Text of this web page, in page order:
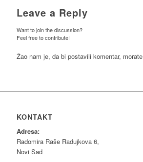
Leave a Reply
Want to join the discussion?
Feel free to contribute!
Žao nam je, da bi postavili komentar, morate
KONTAKT
Adresa:
Radomira Raše Radujkova 6,
Novi Sad